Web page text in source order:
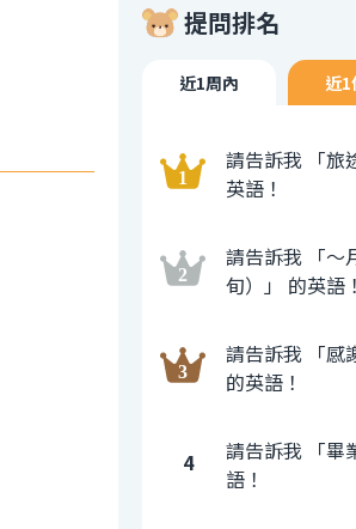
提問排名
近1周內 近1
請告訴我 「旅
英語！
請告訴我 「〜
旬）」 的英語！
請告訴我 「感
的英語！
4
請告訴我 「畢
語！